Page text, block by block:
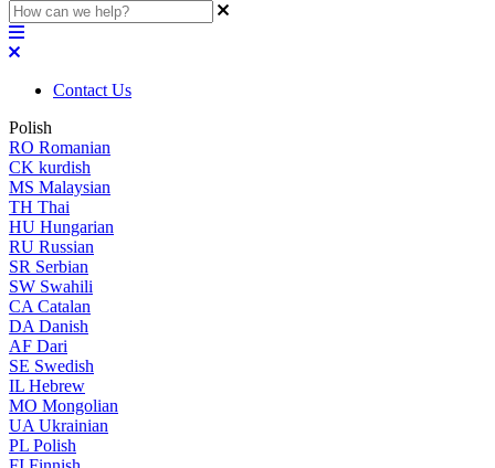
Contact Us
Polish
RO Romanian
CK kurdish
MS Malaysian
TH Thai
HU Hungarian
RU Russian
SR Serbian
SW Swahili
CA Catalan
DA Danish
AF Dari
SE Swedish
IL Hebrew
MO Mongolian
UA Ukrainian
PL Polish